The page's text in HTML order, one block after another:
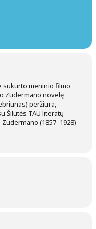
sukurto meninio filmo
Zudermano novelę
peržiūra,
Šilutės TAU literatų
(1857–1928)